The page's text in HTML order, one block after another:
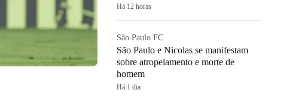
Há 12 horas
São Paulo FC
São Paulo e Nicolas se manifestam
sobre atropelamento e morte de
homem
Há 1 dia